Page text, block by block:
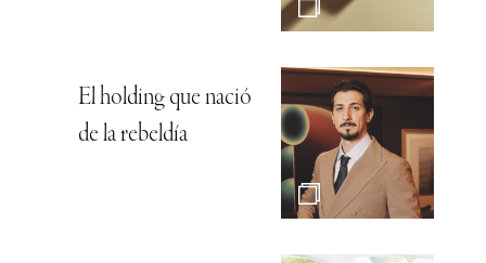
El holding que nació
de la rebeldía